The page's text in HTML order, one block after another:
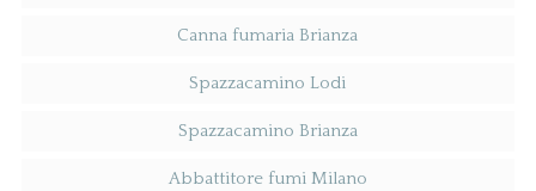
Canna fumaria Brianza
Spazzacamino Lodi
Spazzacamino Brianza
Abbattitore fumi Milano